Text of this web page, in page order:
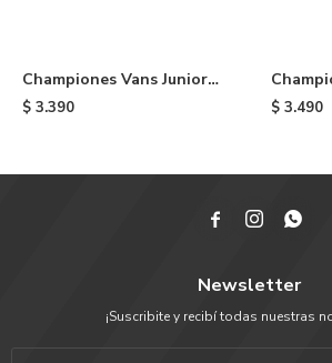
Championes Vans Junior
Old Skool de niño - Black
$ 3.390
Skool
$ 3.490
  
Newsletter
¡Suscribite y recibí todas nuestras